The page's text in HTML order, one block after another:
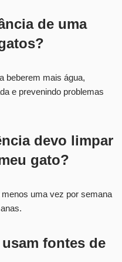
de uma
beberem mais água,
e prevenindo problemas
devo limpar
gato?
uma vez por semana
fontes de